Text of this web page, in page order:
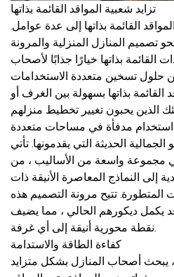
تزايد شعبية المواقد القائمة بذاتها
القائمة بذاتها إلى عدة عوامل.
تصميم المنازل المنزلية والمرونة
القائمة بذاتها خيارًا جذابًا لأصحاب
حلول تسخين متعددة الاستخدامات
بذاتها بسهولة بين الغرف أو
الذين يحبون تغيير تخطيط منزلهم
الحديثة التي يقدمونها. تأتي
في مجموعة واسعة من الأساليب ، من
إلى النماذج المعاصرة الأنيقة ذات
المتطورة. تتيح مرونة التصميم هذه
يكمل ديكورهم الحالي ، مما يضيف
نقطة محورية أنيقة إلى أي غرفة.
كفاءة الطاقة والاستدامة
، يبحث أصحاب المنازل بشكل متزايد